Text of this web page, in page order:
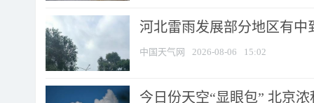
河北雷雨发展部分地区有中
中国天气网 2026-08-06 15:02
今日份天空“显眼包” 北京